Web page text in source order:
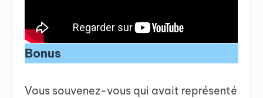
Bonus
Vous souvenez-vous qui avait représenté